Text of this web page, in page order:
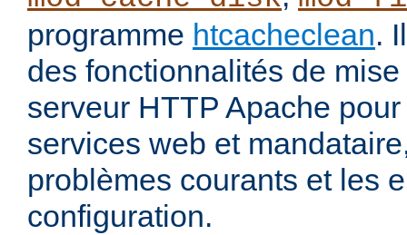
programme htcacheclean.
des fonctionnalités de
serveur HTTP Apache
services web et
problèmes courants et les
configuration.